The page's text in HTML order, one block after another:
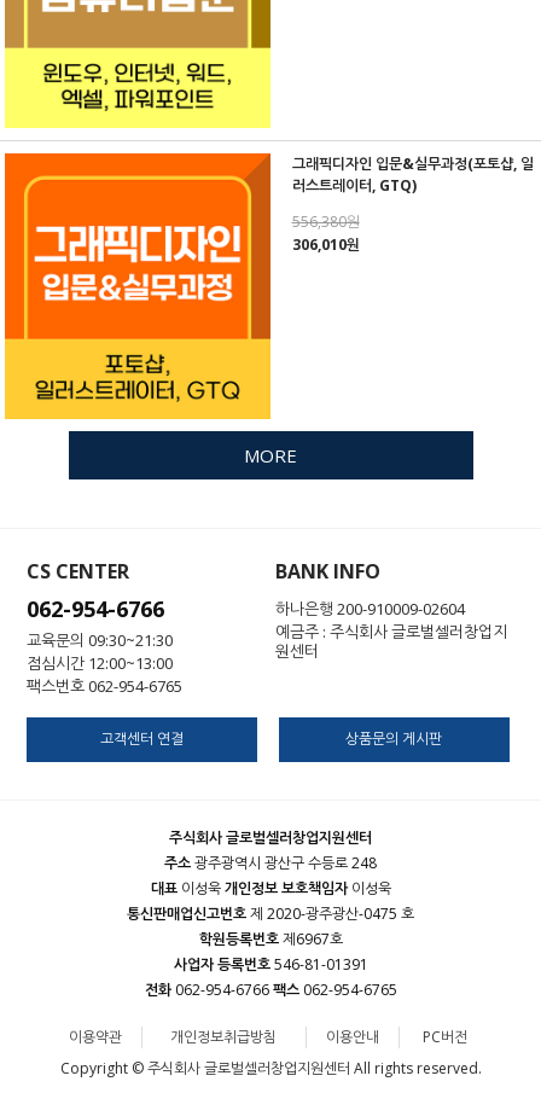
그래픽디자인 입문&실무과정(포토샵, 일
러스트레이터, GTQ)
556,380원
306,010원
MORE
CS CENTER
062-954-6766
교육문의 09:30~21:30
점심시간 12:00~13:00
팩스번호 062-954-6765
BANK INFO
하나은행 200-910009-02604
예금주 : 주식회사 글로벌셀러창업지
원센터
고객센터 연결 상품문의 게시판
주식회사 글로벌셀러창업지원센터
주소광주광역시 광산구 수등로 248
대표이성욱개인정보 보호책임자이성욱
통신판매업신고번호제 2020-광주광산-0475 호
학원등록번호제6967호
사업자 등록번호546-81-01391
전화062-954-6766팩스062-954-6765
이용약관 개인정보취급방침 이용안내
PC버전
Copyright © 주식회사 글로벌셀러창업지원센터 All rights reserved.